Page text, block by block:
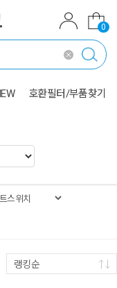
0
호환필터/부품찾기
랭킹순